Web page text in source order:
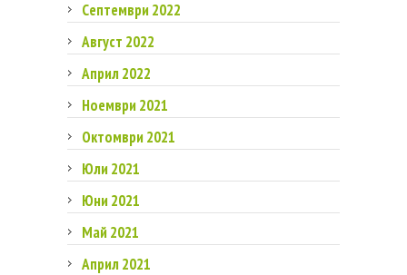
Септември 2022
Август 2022
Април 2022
Ноември 2021
Октомври 2021
Юли 2021
Юни 2021
Май 2021
Април 2021